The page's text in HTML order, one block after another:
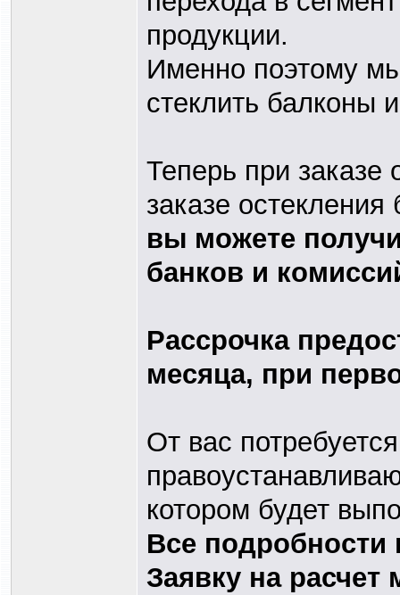
продукции.
Именно поэтому
стеклить балконы
Теперь при заказе
заказе
вы можете
банков и
Рассрочка
месяца, при
От вас
котором будет
Все подробности
Заявку на